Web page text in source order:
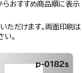
らおすすめ商品順に表示
ただけます。両面印刷は
い。
p-0182s